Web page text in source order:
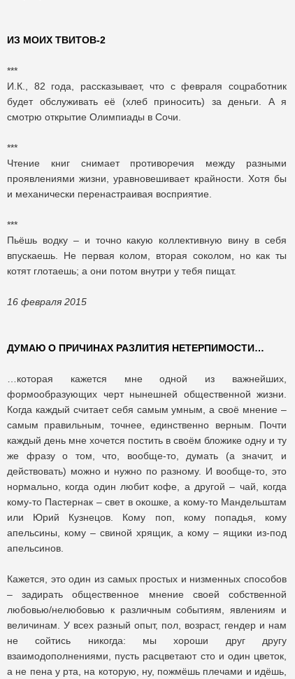
ИЗ МОИХ ТВИТОВ-2
***
И.К., 82 года, рассказывает, что с февраля соцработник
будет обслуживать её (хлеб приносить) за деньги. А я
смотрю открытие Олимпиады в Сочи.
***
Чтение книг снимает противоречия между разными
проявлениями жизни, уравновешивает крайности. Хотя бы
и механически перенастраивая восприятие.
***
Пьёшь водку – и точно какую коллективную вину в себя
впускаешь. Не первая колом, вторая соколом, но как ты
котят глотаешь; а они потом внутри у тебя пищат.
16 февраля 2015
ДУМАЮ О ПРИЧИНАХ РАЗЛИТИЯ НЕТЕРПИМОСТИ…
…которая кажется мне одной из важнейших,
формообразующих черт нынешней общественной жизни.
Когда каждый считает себя самым умным, а своё мнение –
самым правильным, точнее, единственно верным. Почти
каждый день мне хочется постить в своём бложике одну и ту
же фразу о том, что, вообще-то, думать (а значит, и
действовать) можно и нужно по разному. И вообще-то, это
нормально, когда один любит кофе, а другой – чай, когда
кому-то Пастернак – свет в окошке, а кому-то Мандельштам
или Юрий Кузнецов. Кому поп, кому попадья, кому
апельсины, кому – свиной хрящик, а кому – ящики из-под
апельсинов.
Кажется, это один из самых простых и низменных способов
– задирать общественное мнение своей собственной
любовью/нелюбовью к различным событиям, явлениям и
величинам. У всех разный опыт, пол, возраст, гендер и нам
не сойтись никогда: мы хороши друг другу
взаимодополнениями, пусть расцветают сто и один цветок,
а не пена у рта, на которую, ну, пожмёшь плечами и идёшь,